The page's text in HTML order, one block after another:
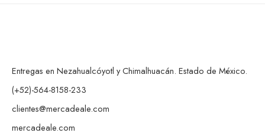
Entregas en Nezahualcóyotl y Chimalhuacán. Estado de México.
(+52)-564-8158-233
clientes@mercadeale.com
mercadeale.com